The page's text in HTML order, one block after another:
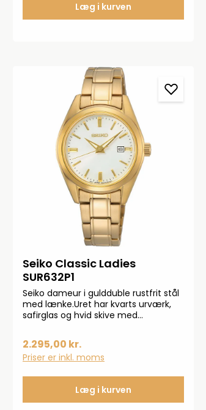
skærmTouchscreen50 meter
vandtæthed
Læg i kurven
Seiko Classic Ladies
SUR632P1
Seiko dameur i guldduble rustfrit stål
med lænke.Uret har kvarts urværk,
safirglas og hvid skive med
betyder at uret er elektronisk og
styres af batteri
2.295,00 kr.
Priser er inkl. moms
Læg i kurven